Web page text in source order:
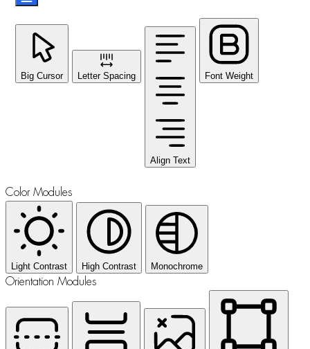
Big Cursor Letter Spacing
Align Text
Font Weight
Color Modules
Light Contrast High Contrast Monochrome
Orientation Modules